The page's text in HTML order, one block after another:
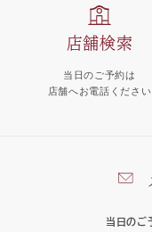
当日のご
店舗検索
当日のご予約は
店舗へお電話ください